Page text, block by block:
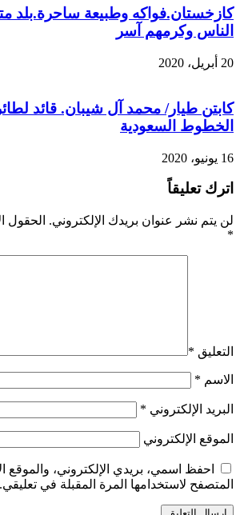
كازخستان.فواكه وطبيعة ساحرة.بلد
الناس وكرمهم آسر
20 أبريل، 2020
الخطوط السعودية
16 يونيو، 2020
اترك تعليقاً
لن يتم نشر عنوان بريدك الإلكتروني. الحقول
*
التعليق *
الاسم *
البريد الإلكتروني *
الموقع الإلكتروني
احفظ اسمي، بريدي الإلكتروني، والموقع
المتصفح لاستخدامها المرة المقبلة في تعليقي.